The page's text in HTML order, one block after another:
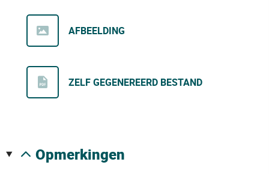
AFBEELDING
ZELF GEGENEREERD BESTAND
opmerkingen